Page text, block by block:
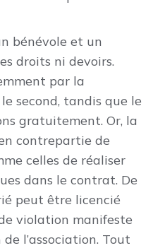
bénévole et un
droits ni devoirs.
par la
second, tandis que le
gratuitement. Or, la
contrepartie de
celles de réaliser
dans le contrat. De
peut être licencié
violation manifeste
l’association. Tout